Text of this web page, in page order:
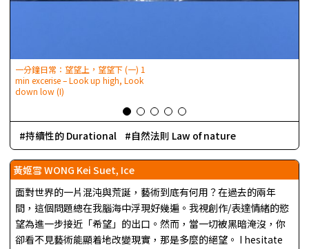
一分鐘日常：望望上，望望下 (一) 1
min excerise – Look up high, Look
down low (I)
持續性的 Durational 自然法則 Law of nature
黃姬雪 WONG Kei Suet, Ice
面對世界的一片混沌與荒誕，藝術到底有何用？在過去的兩年
間，這個問題總在我腦海中浮現好幾遍。我視創作/表達情緒的慾
望為進一步接近「希望」的出口。然而，當一切被黑暗淹沒，你
卻看不見藝術能顯着地改變現實，那是多麼的絕望。 I hesitate